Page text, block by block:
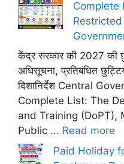
Complete
केंद्र सरकार की 2027 की
अधिसूचना, प्रतिबंधित
दिशानिर्देश Central
Complete List: The
and Training (DoPT),
Public ... Read more
Paid Holiday